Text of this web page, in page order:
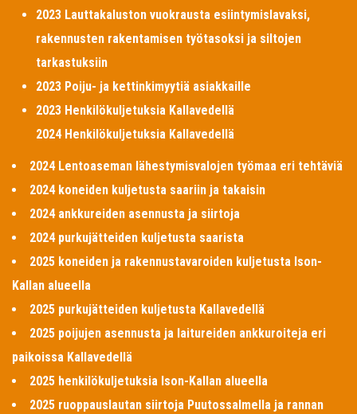
2023 Lauttakaluston vuokrausta esiintymislavaksi,
rakennusten rakentamisen työtasoksi ja siltojen
tarkastuksiin
2023 Poiju- ja kettinkimyytiä asiakkaille
2023 Henkilökuljetuksia Kallavedellä
2024 Henkilökuljetuksia Kallavedellä
2024 Lentoaseman lähestymisvalojen työmaa eri tehtäviä
2024 koneiden kuljetusta saariin ja takaisin
2024 ankkureiden asennusta ja siirtoja
2024 purkujätteiden kuljetusta saarista
2025 koneiden ja rakennustavaroiden kuljetusta Ison-
Kallan alueella
2025 purkujätteiden kuljetusta Kallavedellä
2025 poijujen asennusta ja laitureiden ankkuroiteja eri
paikoissa Kallavedellä
2025 henkilökuljetuksia Ison-Kallan alueella
2025 ruoppauslautan siirtoja Puutossalmella ja rannan